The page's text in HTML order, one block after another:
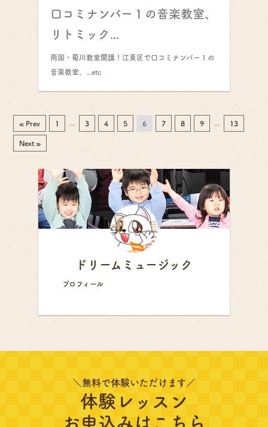
口コミナンバー１の音楽教室、
リトミック...
両国・菊川教室開講！江東区で口コミナンバー１の
音楽教室、...etc
« Prev 1 3 4 5 6 7 8 9 13
Next »
ドリームミュージック
プロフィール
＼無料で体験いただけます／
体験レッスン
お申込みはこちら